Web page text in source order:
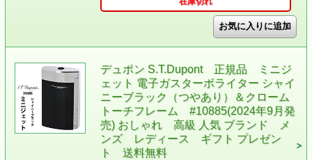
デュポン S.T.Dupont 正規品 ミニジ
ェット 電子ガスターボライター シャイ
ニーブラック（つやあり）＆クローム
トーチフレーム #10885(2024年9月発
売) おしゃれ 高級 人気 ブランド メ
ンズ レディース ギフト プレゼン
ト 送料無料